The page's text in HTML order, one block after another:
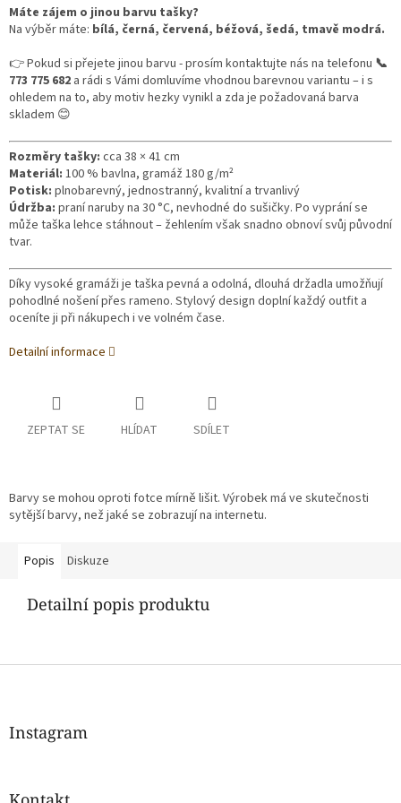
Máte zájem o jinou barvu tašky?
Na výběr máte: bílá, černá, červená, béžová, šedá, tmavě modrá.
👉 Pokud si přejete jinou barvu - prosím kontaktujte nás na telefonu 📞
773 775 682 a rádi s Vámi domluvíme vhodnou barevnou variantu – i s
ohledem na to, aby motiv hezky vynikl a zda je požadovaná barva
skladem 😊
Rozměry tašky: cca 38 × 41 cm
Materiál: 100 % bavlna, gramáž 180 g/m²
Potisk: plnobarevný, jednostranný, kvalitní a trvanlivý
Údržba: praní naruby na 30 °C, nevhodné do sušičky. Po vyprání se
může taška lehce stáhnout – žehlením však snadno obnoví svůj původní
tvar.
Díky vysoké gramáži je taška pevná a odolná, dlouhá držadla umožňují
pohodlné nošení přes rameno. Stylový design doplní každý outfit a
oceníte ji při nákupech i ve volném čase.
Detailní informace
ZEPTAT SE HLÍDAT SDÍLET
Barvy se mohou oproti fotce mírně lišit. Výrobek má ve skutečnosti
sytější barvy, než jaké se zobrazují na internetu.
Popis Diskuze
Detailní popis produktu
Z
Instagram